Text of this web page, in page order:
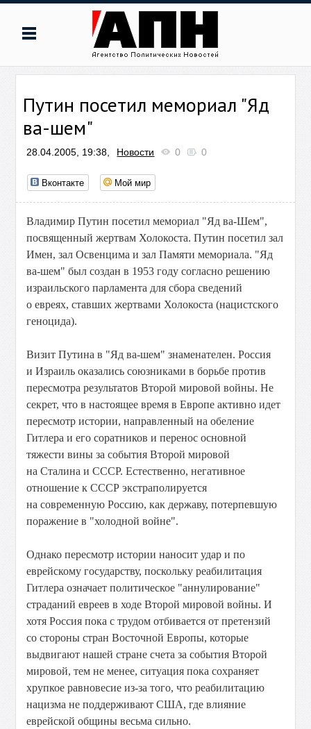
Путин посетил мемориал "Яд
ва-шем"
28.04.2005, 19:38, Новости 0 0
Вконтакте Мой мир
Владимир Путин посетил мемориал "Яд ва-Шем",
посвященный жертвам Холокоста. Путин посетил зал
Имен, зал Освенцима и зал Памяти мемориала. "Яд
ва-шем" был создан в 1953 году согласно решению
израильского парламента для сбора сведений
о евреях, ставших жертвами Холокоста (нацистского
геноцида).
Визит Путина в "Яд ва-шем" знаменателен. Россия
и Израиль оказались союзниками в борьбе против
пересмотра результатов Второй мировой войны. Не
секрет, что в настоящее время в Европе активно идет
пересмотр истории, направленный на обеление
Гитлера и его соратников и перенос основной
тяжести вины за события Второй мировой
на Сталина и СССР. Естественно, негативное
отношение к СССР экстраполируется
на современную Россию, как державу, потерпевшую
поражение в "холодной войне".
Однако пересмотр истории наносит удар и по
еврейскому государству, поскольку реабилитация
Гитлера означает политическое "аннулирование"
страданий евреев в ходе Второй мировой войны. И
хотя Россия пока с трудом отбивается от претензий
со стороны стран Восточной Европы, которые
выдвигают нашей стране счета за события Второй
мировой, тем не менее, ситуация пока сохраняет
хрупкое равновесие из-за того, что реабилитацию
нацизма не поддерживают США, где влияние
еврейской общины весьма сильно.